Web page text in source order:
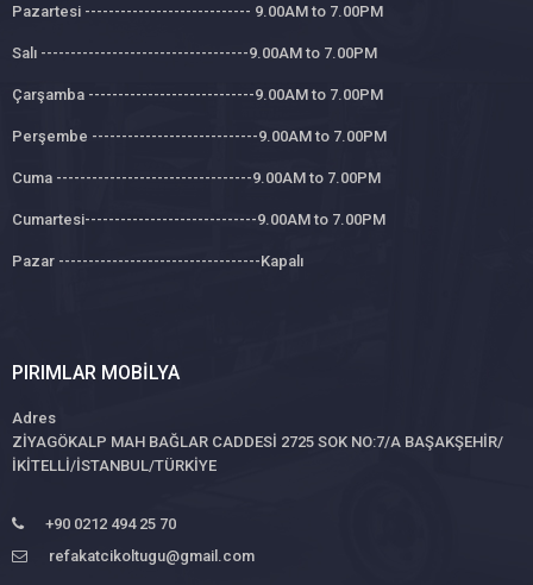
Pazartesi ---------------------------- 9.00AM to 7.00PM
Salı -----------------------------------9.00AM to 7.00PM
Çarşamba ----------------------------9.00AM to 7.00PM
Perşembe ----------------------------9.00AM to 7.00PM
Cuma ---------------------------------9.00AM to 7.00PM
Cumartesi-----------------------------9.00AM to 7.00PM
Pazar ----------------------------------Kapalı
PIRIMLAR MOBILYA
Adres
ZİYAGÖKALP MAH BAĞLAR CADDESİ 2725 SOK NO:7/A BAŞAKŞEHİR/
İKİTELLİ/İSTANBUL/TÜRKİYE
+90 0212 494 25 70
refakatcikoltugu@gmail.com